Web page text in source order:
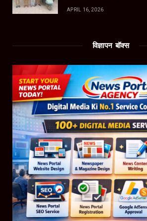
APRIL 16, 2026
विज्ञापन बॉक्स